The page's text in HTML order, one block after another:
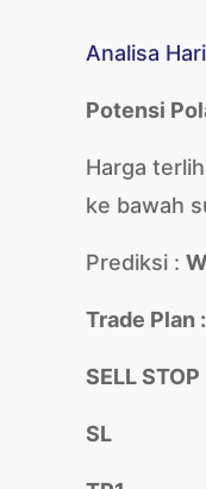
Analisa
Potensi
Harga
ke bawah
Prediksi :
Trade Plan :
SELL
SL :